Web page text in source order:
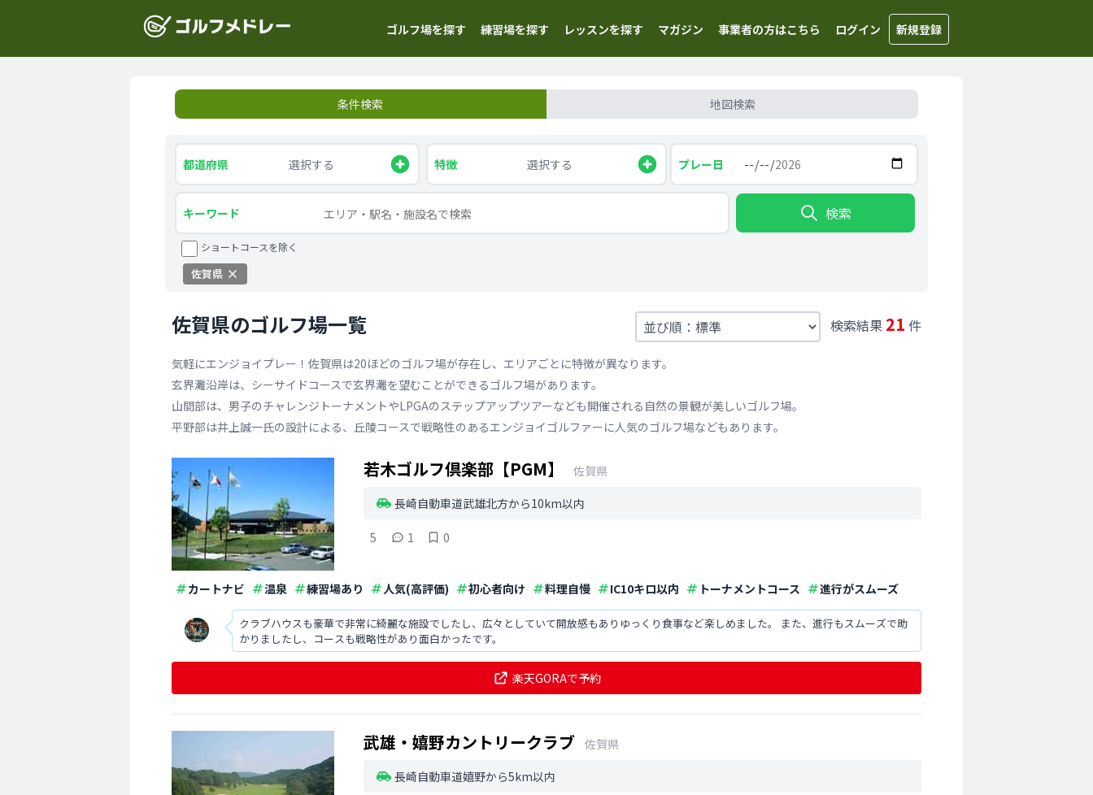
ゴルフ場を探す 練習場を探す レッスンを探す マガジン 事業者の方はこちら ログイン 新規登録
条件検索 地図検索
都道府県 選択する 特徴 選択する プレー日
キーワード 検索
ショートコースを除く
佐賀県
佐賀県のゴルフ場一覧 検索結果 21 件
気軽にエンジョイプレー！佐賀県は20ほどのゴルフ場が存在し、エリアごとに特徴が異なります。
玄界灘沿岸は、シーサイドコースで玄界灘を望むことができるゴルフ場があります。
山間部は、男子のチャレンジトーナメントやLPGAのステップアップツアーなども開催される自然の景観が美しいゴルフ場。
平野部は井上誠一氏の設計による、丘陵コースで戦略性のあるエンジョイゴルファーに人気のゴルフ場などもあります。
若木ゴルフ倶楽部【PGM】
佐賀県
長崎自動車道武雄北方から10km以内
5 1 0
カートナビ 温泉 練習場あり 人気(高評価) 初心者向け 料理自慢 IC10キロ以内 トーナメントコース 進行がスムーズ
クラブハウスも豪華で非常に綺麗な施設でしたし、広々としていて開放感もありゆっくり食事など楽しめました。 また、進行もスムーズで助
かりましたし、コースも戦略性があり面白かったです。
楽天GORAで予約
武雄・嬉野カントリークラブ
佐賀県
長崎自動車道嬉野から5km以内